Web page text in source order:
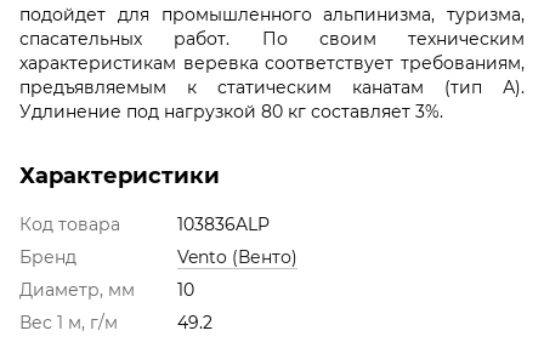
подойдет для промышленного альпинизма, туризма,
спасательных работ. По своим техническим
характеристикам веревка соответствует требованиям,
предъявляемым к статическим канатам (тип А).
Удлинение под нагрузкой 80 кг составляет 3%.
Характеристики
Код товара
103836ALP
Бренд
Vento (Венто)
Диаметр, мм
10
Вес 1 м, г/м
49.2